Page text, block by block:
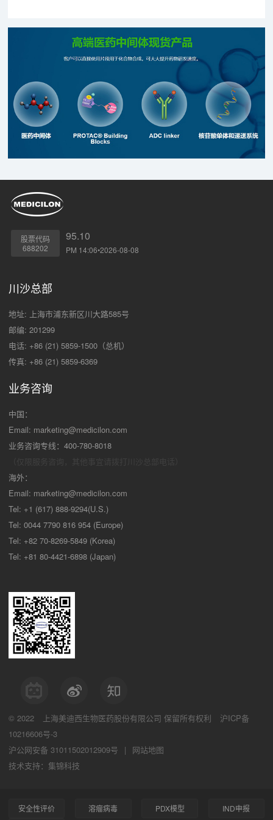
股票代码
688202
95.10
PM 14:06•2026-08-08
川沙总部
地址: 上海市浦东新区川大路585号
邮编: 201299
电话: +86 (21) 5859-1500（总机）
传真: +86 (21) 5859-6369
业务咨询
中国：
Email: marketing@medicilon.com
业务咨询专线：400-780-8018
海外：
Email: marketing@medicilon.com
Tel: +1 (617) 888-9294(U.S.)
Tel: 0044 7790 816 954 (Europe)
Tel: +82 70-8269-5849 (Korea)
Tel: +81 80-4421-6898 (Japan)
© 2022 上海美迪西生物医药股份有限公司 保留所有权利
沪ICP备
10216606号-3
沪公网安备 31011502012909号
|
网站地图
技术支持：集锦科技
安全性评价 溶瘤病毒 PDX模型 IND申报